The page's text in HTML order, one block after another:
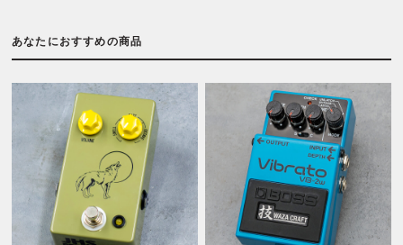
あなたにおすすめの商品